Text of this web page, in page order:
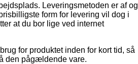
Leveringsmetoden er af og
form for levering vil dog i
at du bor lige ved internet
for produktet inden for kort tid, så
den pågældende vare.